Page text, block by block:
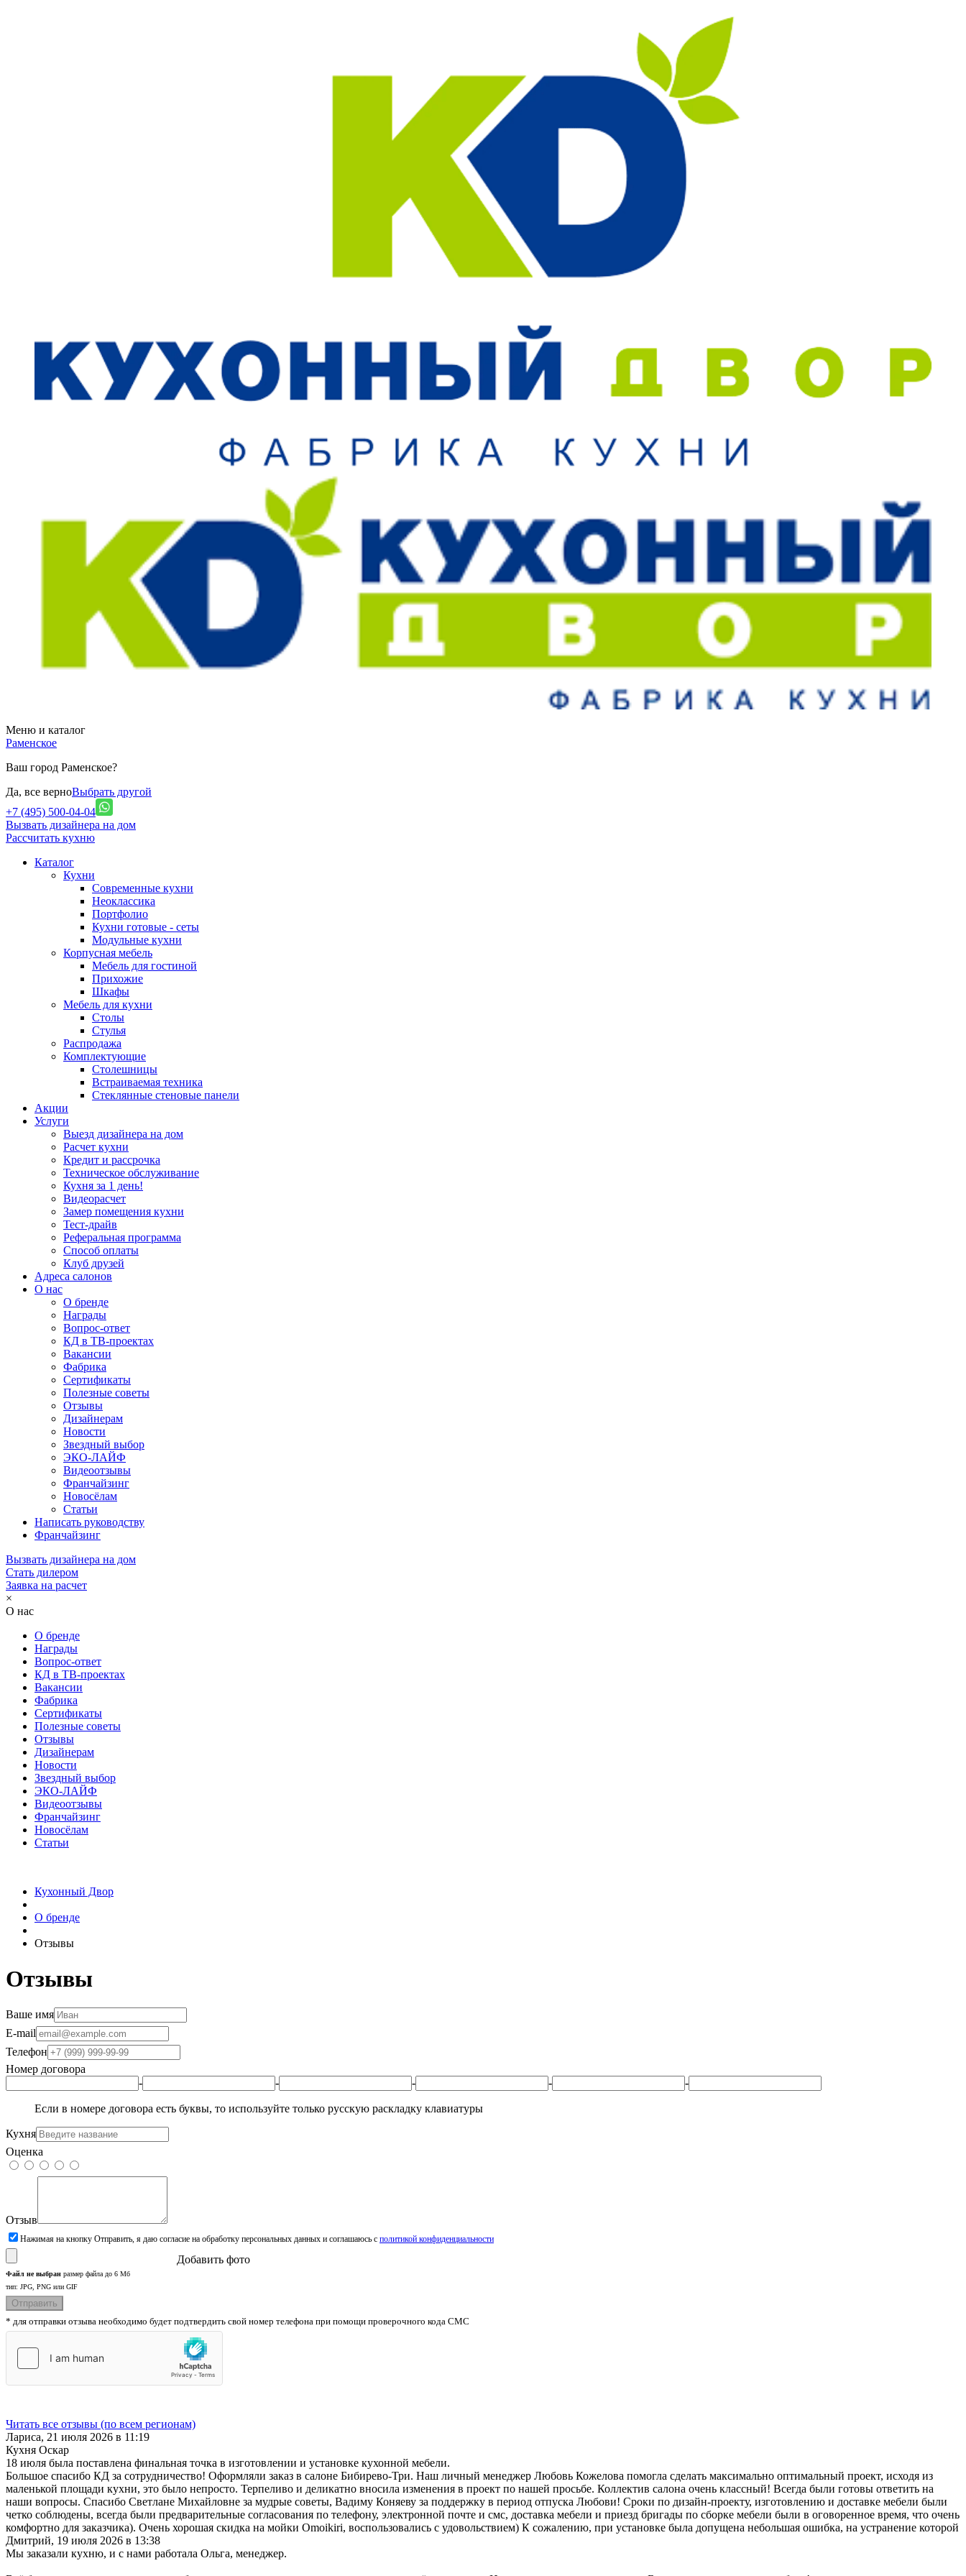
Меню и каталог
Раменское
Ваш город Раменское?
Да, все верноВыбрать другой
+7 (495) 500-04-04
Вызвать дизайнера на дом
Рассчитать кухню
Каталог
Кухни
Современные кухни
Неоклассика
Портфолио
Кухни готовые - сеты
Модульные кухни
Корпусная мебель
Мебель для гостиной
Прихожие
Шкафы
Мебель для кухни
Столы
Стулья
Распродажа
Комплектующие
Столешницы
Встраиваемая техника
Стеклянные стеновые панели
Акции
Услуги
Выезд дизайнера на дом
Расчет кухни
Кредит и рассрочка
Техническое обслуживание
Кухня за 1 день!
Видеорасчет
Замер помещения кухни
Тест-драйв
Реферальная программа
Способ оплаты
Клуб друзей
Адреса салонов
О нас
О бренде
Награды
Вопрос-ответ
КД в ТВ-проектах
Вакансии
Фабрика
Сертификаты
Полезные советы
Отзывы
Дизайнерам
Новости
Звездный выбор
ЭКО-ЛАЙФ
Видеоотзывы
Франчайзинг
Новосёлам
Статьи
Написать руководству
Франчайзинг
Вызвать дизайнера на дом
Стать дилером
Заявка на расчет
×
О нас
О бренде
Награды
Вопрос-ответ
КД в ТВ-проектах
Вакансии
Фабрика
Сертификаты
Полезные советы
Отзывы
Дизайнерам
Новости
Звездный выбор
ЭКО-ЛАЙФ
Видеоотзывы
Франчайзинг
Новосёлам
Статьи
Кухонный Двор
О бренде
Отзывы
Отзывы
Ваше имя
E-mail
Телефон
Номер договора
-
- - - -
Если в номере договора есть буквы, то используйте только русскую раскладку клавиатуры
Кухня
Оценка
Отзыв
Нажимая на кнопку Отправить, я даю согласие на обработку персональных данных и соглашаюсь с политикой конфиденциальности
Добавить фото
Файл не выбран размер файла до 6 Мб
тип: JPG, PNG или GIF
* для отправки отзыва необходимо будет подтвердить свой номер телефона при помощи проверочного кода СМС
Читать все отзывы (по всем регионам)
Лариса, 21 июля 2026 в 11:19
Кухня Оскар
18 июля была поставлена финальная точка в изготовлении и установке кухонной мебели.
Большое спасибо КД за сотрудничество! Оформляли заказ в салоне Бибирево-Три. Наш личный менеджер Любовь Кожелова помогла сделать максимально оптимальный проект, исходя из
маленькой площади кухни, это было непросто. Терпеливо и деликатно вносила изменения в проект по нашей просьбе. Коллектив салона очень классный! Всегда были готовы ответить на
наши вопросы. Спасибо Светлане Михайловне за мудрые советы, Вадиму Коняеву за поддержку в период отпуска Любови! Сроки по дизайн-проекту, изготовлению и доставке мебели были
четко соблюдены, всегда были предварительные согласования по телефону, электронной почте и смс, доставка мебели и приезд бригады по сборке мебели были в оговоренное время, что очень
комфортно для заказчика). Очень хорошая скидка на мойки Omoikiri, воспользовались с удовольствием) К сожалению, при установке была допущена небольшая ошибка, на устранение которой
Дмитрий, 19 июля 2026 в 13:38
Мы заказали кухню, и с нами работала Ольга, менеджер.